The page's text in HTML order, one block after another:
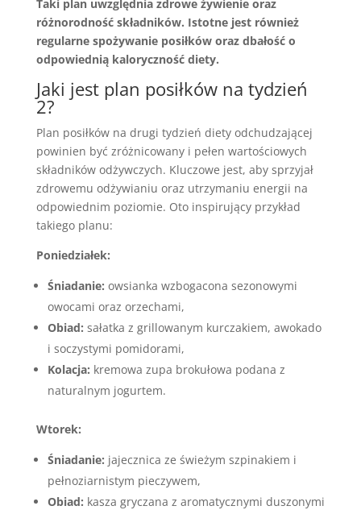
Taki plan uwzględnia zdrowe żywienie oraz
różnorodność składników. Istotne jest również
regularne spożywanie posiłków oraz dbałość o
odpowiednią kaloryczność diety.
Jaki jest plan posiłków na tydzień
2?
Plan posiłków na drugi tydzień diety odchudzającej
powinien być zróżnicowany i pełen wartościowych
składników odżywczych. Kluczowe jest, aby sprzyjał
zdrowemu odżywianiu oraz utrzymaniu energii na
odpowiednim poziomie. Oto inspirujący przykład
takiego planu:
Poniedziałek:
Śniadanie: owsianka wzbogacona sezonowymi
owocami oraz orzechami,
Obiad: sałatka z grillowanym kurczakiem, awokado
i soczystymi pomidorami,
Kolacja: kremowa zupa brokułowa podana z
naturalnym jogurtem.
Wtorek:
Śniadanie: jajecznica ze świeżym szpinakiem i
pełnoziarnistym pieczywem,
Obiad: kasza gryczana z aromatycznymi duszonymi